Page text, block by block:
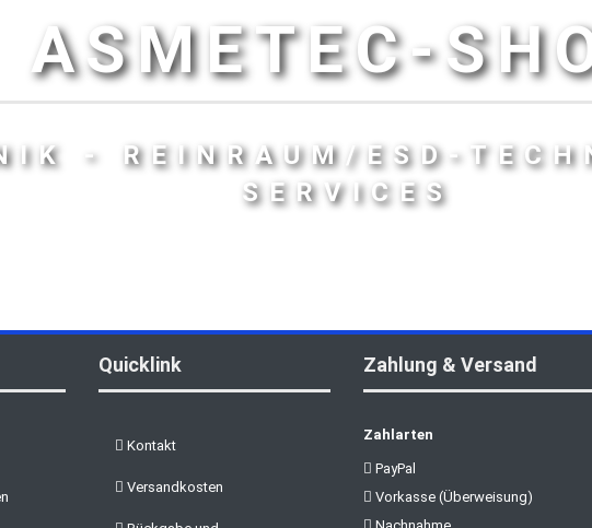
ASMETEC-
- REINRAUM/ESD-
SERVICES
Quicklink
Kontakt
Versandkosten
Zahlung & Versand
Zahlarten
PayPal
Vorkasse (Überweisung)